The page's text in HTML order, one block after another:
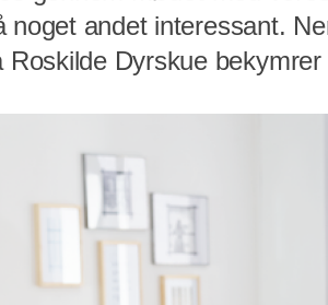
andet interessant.
Dyrskue bekymrer